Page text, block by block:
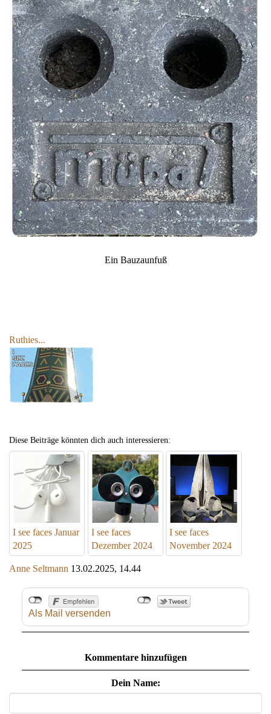
Ein Bauzaunfuß
Ruthies...
Diese Beiträge könnten dich auch interessieren:
I see faces Januar
2025
I see faces
Dezember 2024
I see faces
November 2024
Anne Seltmann 13.02.2025, 14.44
Als Mail versenden
Kommentare hinzufügen
Dein Name: